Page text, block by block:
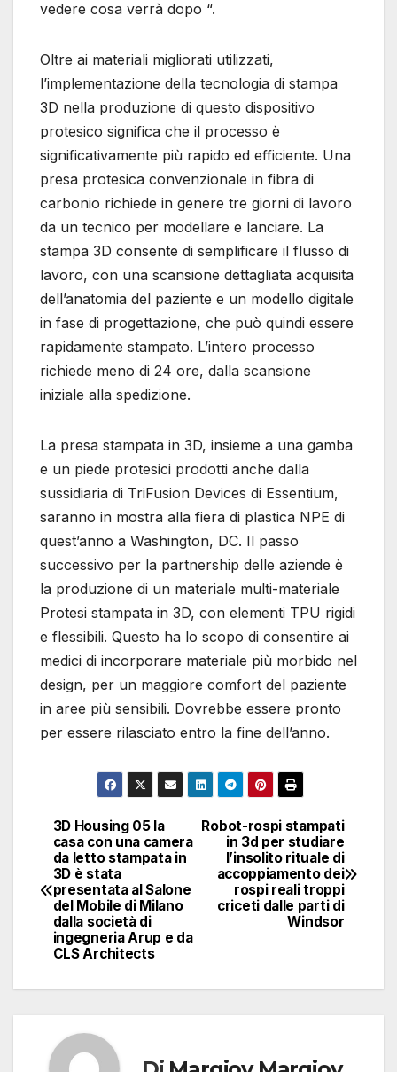
vedere cosa verrà dopo “.
Oltre ai materiali migliorati utilizzati,
l’implementazione della tecnologia di stampa
3D nella produzione di questo dispositivo
protesico significa che il processo è
significativamente più rapido ed efficiente. Una
presa protesica convenzionale in fibra di
carbonio richiede in genere tre giorni di lavoro
da un tecnico per modellare e lanciare. La
stampa 3D consente di semplificare il flusso di
lavoro, con una scansione dettagliata acquisita
dell’anatomia del paziente e un modello digitale
in fase di progettazione, che può quindi essere
rapidamente stampato. L’intero processo
richiede meno di 24 ore, dalla scansione
iniziale alla spedizione.
La presa stampata in 3D, insieme a una gamba
e un piede protesici prodotti anche dalla
sussidiaria di TriFusion Devices di Essentium,
saranno in mostra alla fiera di plastica NPE di
quest’anno a Washington, DC. Il passo
successivo per la partnership delle aziende è
la produzione di un materiale multi-materiale
Protesi stampata in 3D, con elementi TPU rigidi
e flessibili. Questo ha lo scopo di consentire ai
medici di incorporare materiale più morbido nel
design, per un maggiore comfort del paziente
in aree più sensibili. Dovrebbe essere pronto
per essere rilasciato entro la fine dell’anno.
Navigazione
articoli
Robot-rospi stampati
in 3d per studiare
l’insolito rituale di
accoppiamento dei
rospi reali troppi
criceti dalle parti di
Windsor
3D Housing 05 la
casa con una camera
da letto stampata in
3D è stata
presentata al Salone
del Mobile di Milano
dalla società di
ingegneria Arup e da
CLS Architects